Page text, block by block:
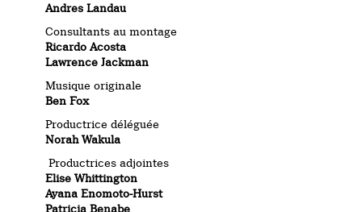
Andres Landau
Consultants au montage
Ricardo Acosta
Lawrence Jackman
Musique originale
Ben Fox
Productrice déléguée
Norah Wakula
Productrices adjointes
Elise Whittington
Ayana Enomoto-Hurst
Patricia Benabe